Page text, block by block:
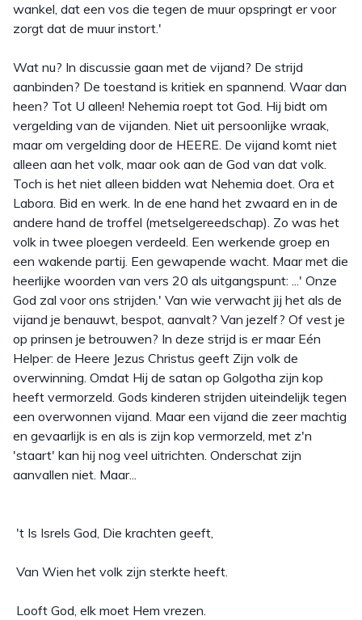
wankel, dat een vos die tegen de muur opspringt er voor
zorgt dat de muur instort.'
Wat nu? In discussie gaan met de vijand? De strijd
aanbinden? De toestand is kritiek en spannend. Waar dan
heen? Tot U alleen! Nehemia roept tot God. Hij bidt om
vergelding van de vijanden. Niet uit persoonlijke wraak,
maar om vergelding door de HEERE. De vijand komt niet
alleen aan het volk, maar ook aan de God van dat volk.
Toch is het niet alleen bidden wat Nehemia doet. Ora et
Labora. Bid en werk. In de ene hand het zwaard en in de
andere hand de troffel (metselgereedschap). Zo was het
volk in twee ploegen verdeeld. Een werkende groep en
een wakende partij. Een gewapende wacht. Maar met die
heerlijke woorden van vers 20 als uitgangspunt: ...' Onze
God zal voor ons strijden.' Van wie verwacht jij het als de
vijand je benauwt, bespot, aanvalt? Van jezelf? Of vest je
op prinsen je betrouwen? In deze strijd is er maar Eén
Helper: de Heere Jezus Christus geeft Zijn volk de
overwinning. Omdat Hij de satan op Golgotha zijn kop
heeft vermorzeld. Gods kinderen strijden uiteindelijk tegen
een overwonnen vijand. Maar een vijand die zeer machtig
en gevaarlijk is en als is zijn kop vermorzeld, met z'n
'staart' kan hij nog veel uitrichten. Onderschat zijn
aanvallen niet. Maar...
't Is Isrels God, Die krachten geeft,
Van Wien het volk zijn sterkte heeft.
Looft God, elk moet Hem vrezen.